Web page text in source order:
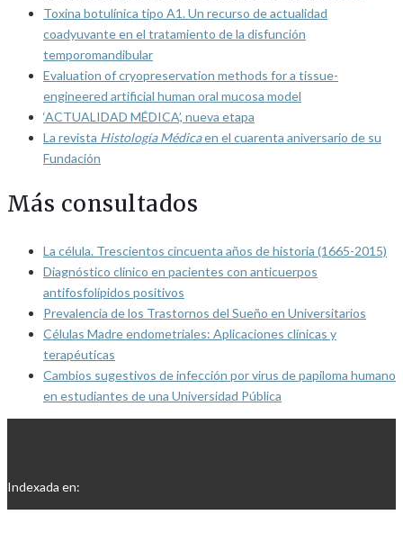
Toxina botulínica tipo A1. Un recurso de actualidad
coadyuvante en el tratamiento de la disfunción
temporomandibular
Evaluation of cryopreservation methods for a tissue-
engineered artificial human oral mucosa model
‘ACTUALIDAD MÉDICA’, nueva etapa
La revista Histología Médicaen el cuarenta aniversario de su
Fundación
Más consultados
La célula. Trescientos cincuenta años de historia (1665-2015)
Diagnóstico clínico en pacientes con anticuerpos
antifosfolípidos positivos
Prevalencia de los Trastornos del Sueño en Universitarios
Células Madre endometriales: Aplicaciones clínicas y
terapéuticas
Cambios sugestivos de infección por virus de papiloma humano
en estudiantes de una Universidad Pública
Indexada en: